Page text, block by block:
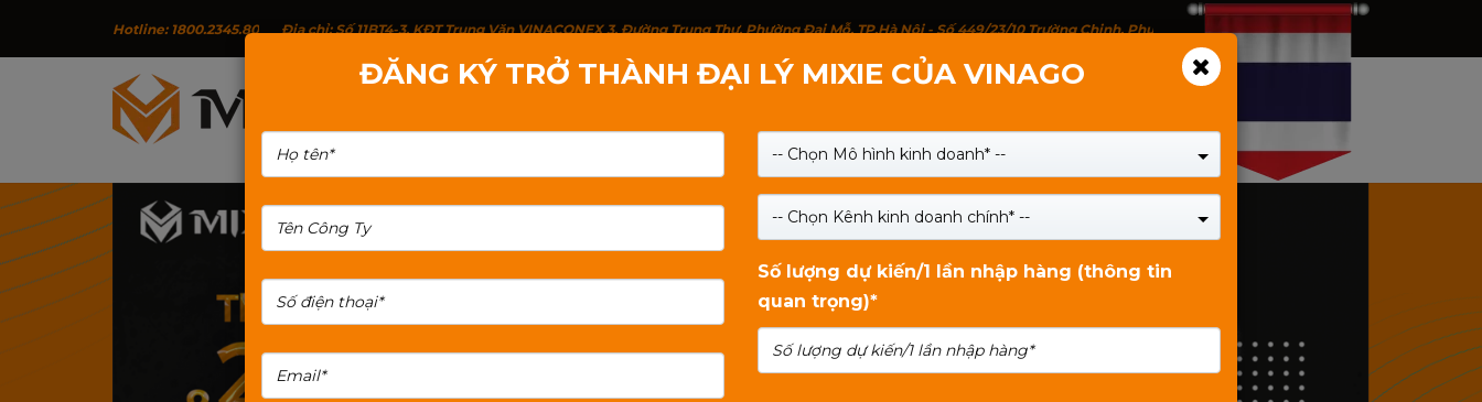
Hotline: 1800.2345.80 Địa chỉ: Số 11BT4-3, KĐT Trung Văn VINACONEX 3, Đường Trung Thư, Phường Đại Mỗ, TP.Hà Nội - Số 449/23/10 Trường Chinh, Phường Tân Bình, TP.HCM - 146 Trịnh Đình Thảo,
TÌM KIẾM: MIXIE-S5-PRO
ĐĂNG KÝ TRỞ THÀNH ĐẠI LÝ MIXIE CỦA VINAGO
-- Chọn Mô hình kinh doanh* --
-- Chọn Kênh kinh doanh chính* --
Số lượng dự kiến/1 lần nhập hàng (thông tin
quan trọng)*